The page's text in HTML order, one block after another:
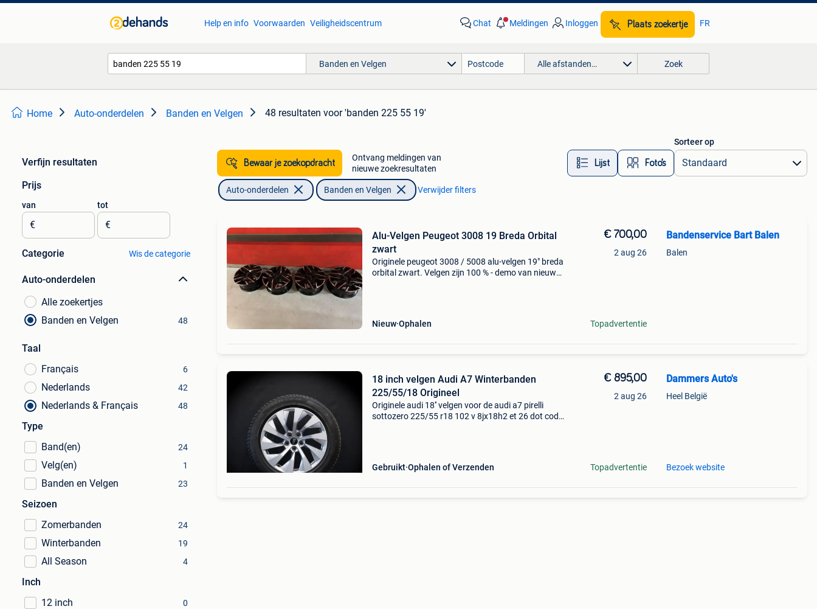
Help en info Voorwaarden Veiligheidscentrum Chat Meldingen Inloggen Plaats zoekertje FR
Banden en Velgen Alle afstanden… Zoek
Home Auto-onderdelen Banden en Velgen 48 resultaten voor 'banden 225 55 19'
Verfijn resultaten
Prijs
van
€
tot
€
Categorie Wis de categorie
Auto-onderdelen
Alle zoekertjes
Banden en Velgen
48
Taal
Français
6
Nederlands 42
Nederlands & Français 48
Type
Band(en)
24
Velg(en) 1
Banden en Velgen 23
Seizoen
Zomerbanden
24
Winterbanden 19
All Season 4
Inch
12 inch
0
Bewaar je zoekopdracht
Ontvang meldingen van
nieuwe zoekresultaten
Lijst Foto’s
Sorteer op
Auto-onderdelen Banden en Velgen Verwijder filters
Alu-Velgen Peugeot 3008 19 Breda Orbital
zwart
Originele peugeot 3008 / 5008 alu-velgen 19" breda
orbital zwart. Velgen zijn 100 % - demo van nieuwe
Nieuw Ophalen
€ 700,00
2 aug 26
Topadvertentie
Bandenservice Bart Balen
Balen
18 inch velgen Audi A7 Winterbanden
225/55/18 Origineel
Originele audi 18'' velgen voor de audi a7 pirelli
sottozero 225/55 r18 102 v 8jx18h2 et 26 dot code:
Gebruikt Ophalen of Verzenden
€ 895,00
2 aug 26
Topadvertentie
Dammers Auto's
Heel België
Bezoek website